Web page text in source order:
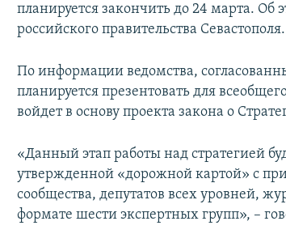
планируется закончить до 24 марта. Об
российского правительства Севастополя.
По информации ведомства,
планируется презентовать для
войдет в основу проекта закона о
«Данный этап работы над стратегией
утвержденной «дорожной картой» с
сообщества, депутатов всех уровней,
формате шести экспертных групп», –